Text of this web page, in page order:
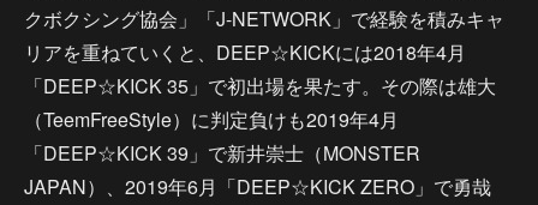
クボクシング協会」「J-NETWORK」で経験を積みキャ
リアを重ねていくと、DEEP☆KICKには2018年4月
「DEEP☆KICK 35」で初出場を果たす。その際は雄大
（TeemFreeStyle）に判定負けも2019年4月
「DEEP☆KICK 39」で新井崇士（MONSTER
JAPAN）、2019年6月「DEEP☆KICK ZERO」で勇哉